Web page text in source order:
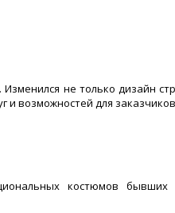
не только дизайн
возможностей для
костюмов бывших